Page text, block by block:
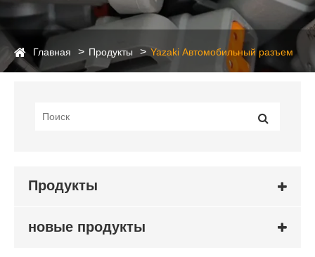
Главная Продукты Yazaki Автомобильный разъем
Продукты
новые продукты